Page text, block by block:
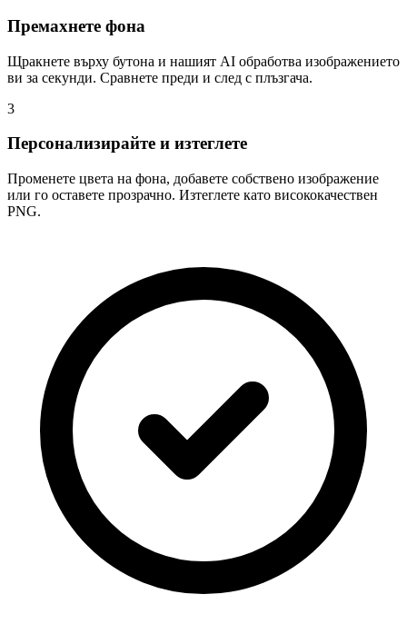
Премахнете фона
Щракнете върху бутона и нашият AI обработва изображението
ви за секунди. Сравнете преди и след с плъзгача.
3
Персонализирайте и изтеглете
Променете цвета на фона, добавете собствено изображение
или го оставете прозрачно. Изтеглете като висококачествен
PNG.